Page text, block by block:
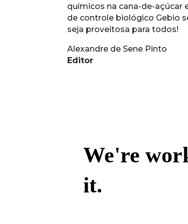
químicos na cana-de-açúcar
de controle biológico Gebio
seja proveitosa para todos!
Alexandre de Sene Pinto
Editor